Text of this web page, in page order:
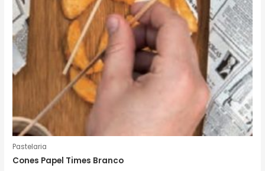
Pastelaria
Cones Papel Times Branco